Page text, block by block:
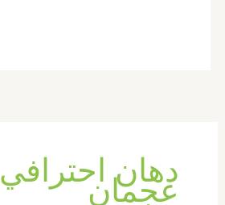
دهان احترافي
عجمان